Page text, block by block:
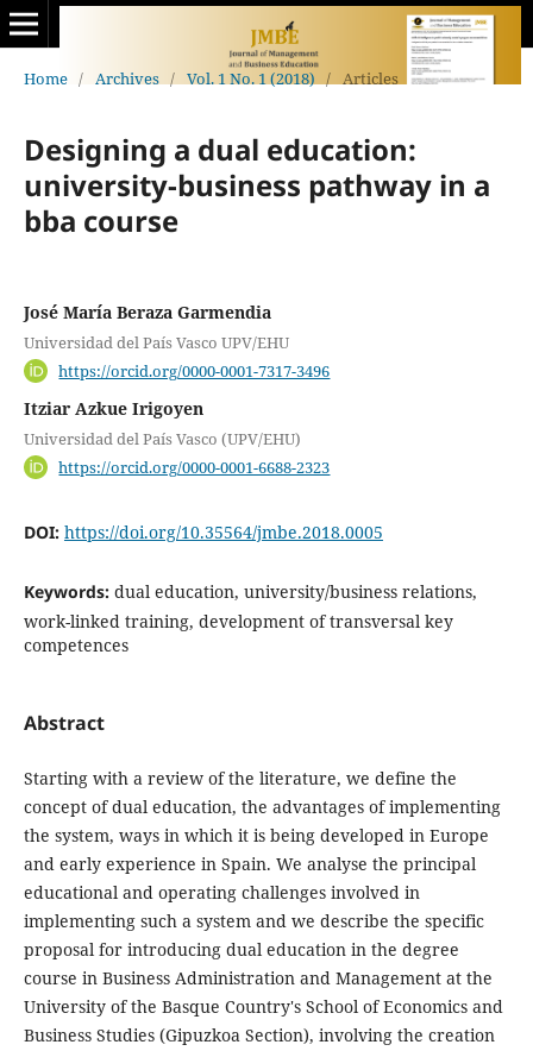
Home / Archives / Vol. 1 No. 1 (2018) / Articles
Designing a dual education:
university-business pathway in a
bba course
José María Beraza Garmendia
Universidad del País Vasco UPV/EHU
https://orcid.org/0000-0001-7317-3496
Itziar Azkue Irigoyen
Universidad del País Vasco (UPV/EHU)
https://orcid.org/0000-0001-6688-2323
DOI: https://doi.org/10.35564/jmbe.2018.0005
Keywords: dual education, university/business relations,
work-linked training, development of transversal key
competences
Abstract
Starting with a review of the literature, we define the
concept of dual education, the advantages of implementing
the system, ways in which it is being developed in Europe
and early experience in Spain. We analyse the principal
educational and operating challenges involved in
implementing such a system and we describe the specific
proposal for introducing dual education in the degree
course in Business Administration and Management at the
University of the Basque Country's School of Economics and
Business Studies (Gipuzkoa Section), involving the creation